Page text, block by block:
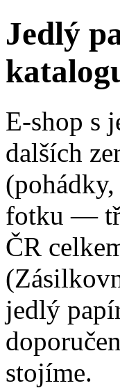
Jedlý
E-shop s
dalších
fotku —
ČR
jedlý
stojíme.